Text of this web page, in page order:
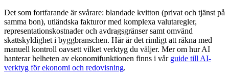
Det som fortfarande är svårare: blandade kvitton (privat och tjänst på
samma bon), utländska fakturor med komplexa valutaregler,
representationskostnader och avdragsgränser samt omvänd
skattskyldighet i byggbranschen. Här är det rimligt att räkna med
manuell kontroll oavsett vilket verktyg du väljer. Mer om hur AI
hanterar helheten av ekonomifunktionen finns i vår guide till AI-
verktyg för ekonomi och redovisning.